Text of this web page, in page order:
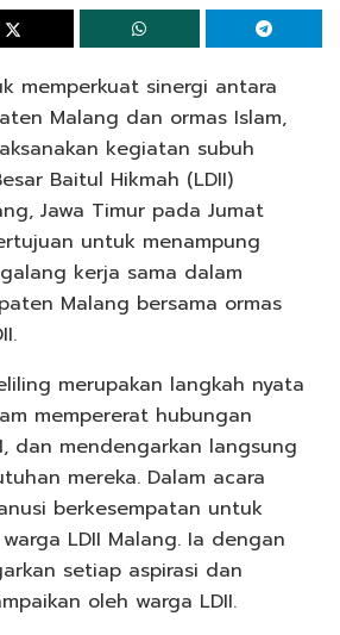
memperkuat sinergi antara
Malang dan ormas Islam,
kegiatan subuh
Baitul Hikmah (LDII)
Jawa Timur pada Jumat
untuk menampung
kerja sama dalam
Malang bersama ormas
merupakan langkah nyata
mempererat hubungan
dan mendengarkan langsung
mereka. Dalam acara
berkesempatan untuk
LDII Malang. Ia dengan
setiap aspirasi dan
oleh warga LDII.